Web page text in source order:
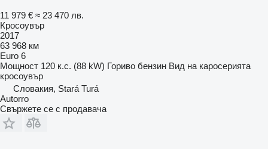
11 979 € ≈ 23 470 лв.
Кросоувър
2017
63 968 км
Euro 6
Мощност 120 к.с. (88 kW) Гориво бензин Вид на каросерията
кросоувър
Словакия, Stará Turá
Autorro
Свържете се с продавача